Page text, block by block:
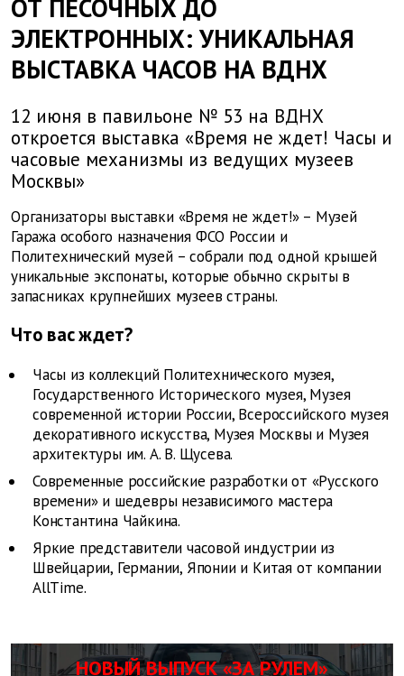
ОТ ПЕСОЧНЫХ ДО
ЭЛЕКТРОННЫХ: УНИКАЛЬНАЯ
ВЫСТАВКА ЧАСОВ НА ВДНХ
12 июня в павильоне № 53 на ВДНХ
откроется выставка «Время не ждет! Часы и
часовые механизмы из ведущих музеев
Москвы»
Организаторы выставки «Время не ждет!» – Музей
Гаража особого назначения ФСО России и
Политехнический музей – собрали под одной крышей
уникальные экспонаты, которые обычно скрыты в
запасниках крупнейших музеев страны.
Что вас ждет?
Часы из коллекций Политехнического музея,
Государственного Исторического музея, Музея
современной истории России, Всероссийского музея
декоративного искусства, Музея Москвы и Музея
архитектуры им. А. В. Щусева.
Современные российские разработки от «Русского
времени» и шедевры независимого мастера
Константина Чайкина.
Яркие представители часовой индустрии из
Швейцарии, Германии, Японии и Китая от компании
AllTime.
НОВЫЙ ВЫПУСК «ЗА РУЛЕМ»